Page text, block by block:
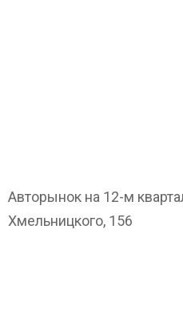
Авторынок на 12-м
Хмельницкого, 156